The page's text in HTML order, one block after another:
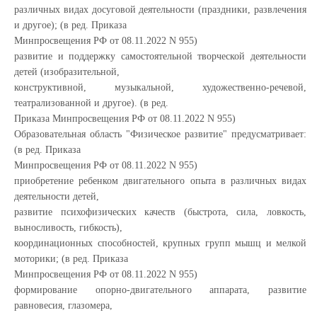
различных видах досуговой деятельности (праздники, развлечения
и другое); (в ред. Приказа
Минпросвещения РФ от 08.11.2022 N 955)
развитие и поддержку самостоятельной творческой деятельности
детей (изобразительной,
конструктивной, музыкальной, художественно-речевой,
театрализованной и другое). (в ред.
Приказа Минпросвещения РФ от 08.11.2022 N 955)
Образовательная область "Физическое развитие" предусматривает:
(в ред. Приказа
Минпросвещения РФ от 08.11.2022 N 955)
приобретение ребенком двигательного опыта в различных видах
деятельности детей,
развитие психофизических качеств (быстрота, сила, ловкость,
выносливость, гибкость),
координационных способностей, крупных групп мышц и мелкой
моторики; (в ред. Приказа
Минпросвещения РФ от 08.11.2022 N 955)
формирование опорно-двигательного аппарата, развитие
равновесия, глазомера,